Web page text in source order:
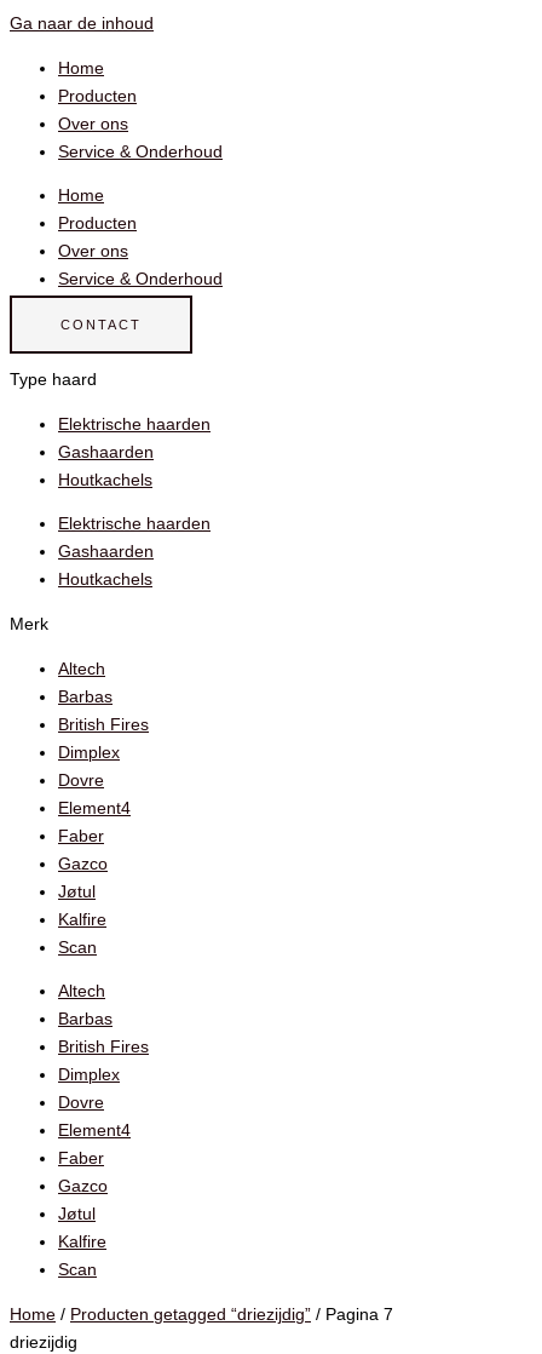
Ga naar de inhoud
Home
Producten
Over ons
Service & Onderhoud
Home
Producten
Over ons
Service & Onderhoud
CONTACT
Type haard
Elektrische haarden
Gashaarden
Houtkachels
Elektrische haarden
Gashaarden
Houtkachels
Merk
Altech
Barbas
British Fires
Dimplex
Dovre
Element4
Faber
Gazco
Jøtul
Kalfire
Scan
Altech
Barbas
British Fires
Dimplex
Dovre
Element4
Faber
Gazco
Jøtul
Kalfire
Scan
Home / Producten getagged “driezijdig” / Pagina 7
driezijdig